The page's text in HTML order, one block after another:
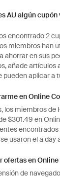
AU algún
encontrado 2
miembros han
ahorrar en sus
añade artículos
pueden aplicar a
en Online
los miembros de
$301.49 en
encontrados
usaron el a day
ofertas en Online
de